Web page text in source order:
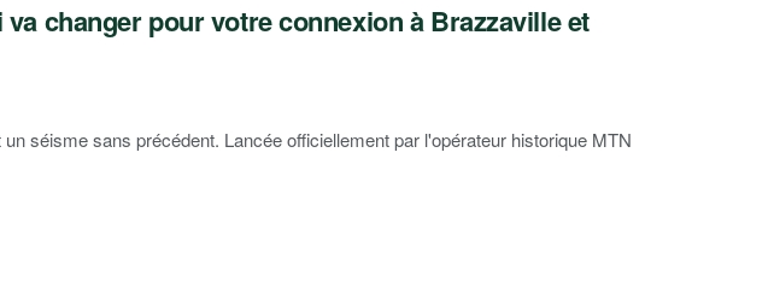
changer pour votre connexion à Brazzaville et
séisme sans précédent. Lancée officiellement par l'opérateur historique MTN